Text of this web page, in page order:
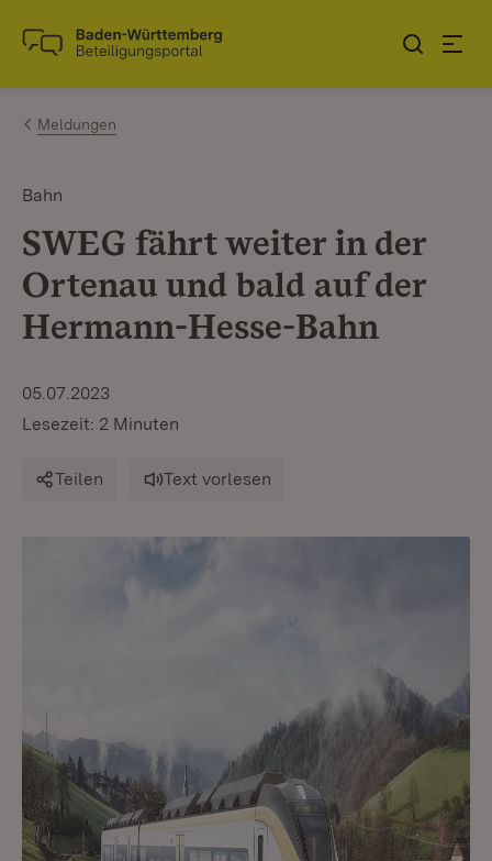
Zum Inhalt springen
Link zur Startseite
Meldungen
Bahn
SWEG fährt weiter in der
Ortenau und bald auf der
Hermann-Hesse-Bahn
05.07.2023
Lesezeit: 2 Minuten
Teilen Text vorlesen